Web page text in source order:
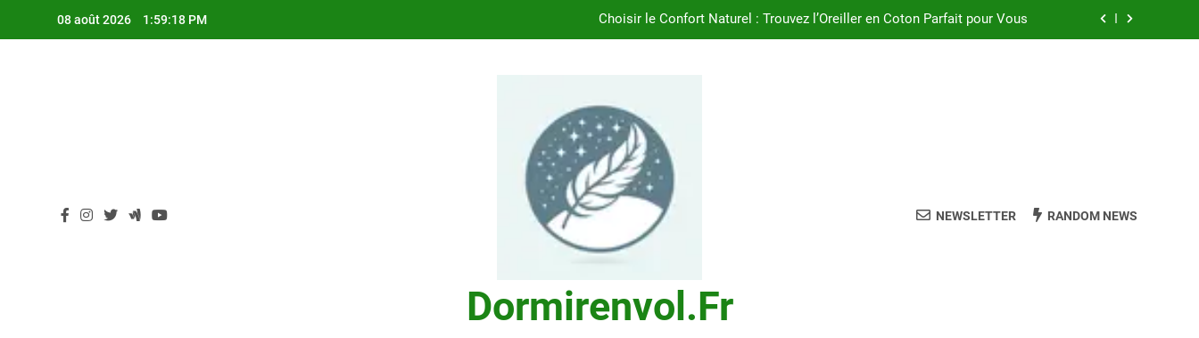
08 août 2026 1:59:19 PM Choisir le Confort Naturel : Trouvez l’Oreiller en Coton Parfait pour Vous
Choisir le Confort Naturel : Trouvez l’Oreiller en Coton Parfait pour Vous
Découvrez le Confort Exceptionnel de l’Oreiller Dunlopillo à Mémoire de Forme
Trouvez le Confort Naturel avec l’Oreiller à Épeautre pour des Nuits Paisibles
Dormirenvol.fr
NEWSLETTER RANDOM NEWS